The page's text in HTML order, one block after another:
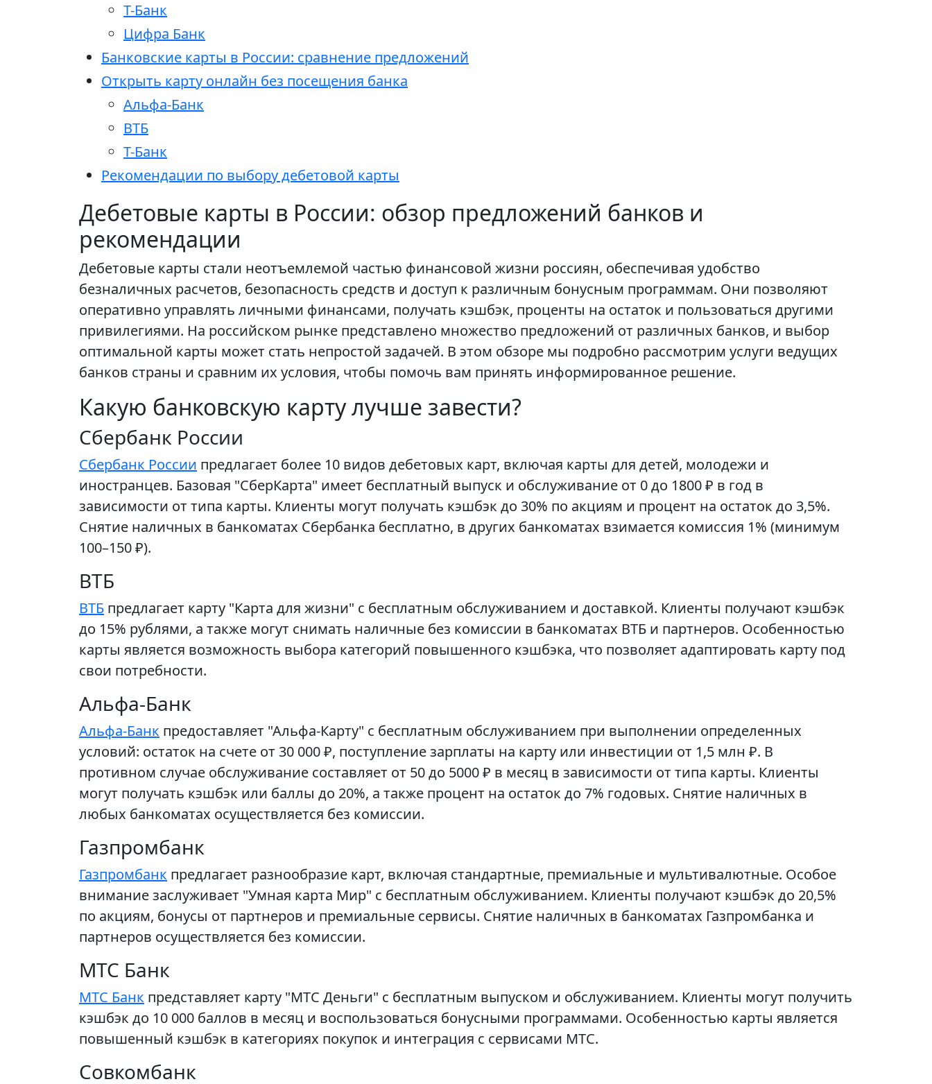
Т-Банк
Цифра Банк
Банковские карты в России: сравнение предложений
Открыть карту онлайн без посещения банка
Альфа-Банк
ВТБ
Т-Банк
Рекомендации по выбору дебетовой карты
Дебетовые карты в России: обзор предложений банков и
рекомендации
Дебетовые карты стали неотъемлемой частью финансовой жизни россиян, обеспечивая удобство
безналичных расчетов, безопасность средств и доступ к различным бонусным программам. Они позволяют
оперативно управлять личными финансами, получать кэшбэк, проценты на остаток и пользоваться другими
привилегиями. На российском рынке представлено множество предложений от различных банков, и выбор
оптимальной карты может стать непростой задачей. В этом обзоре мы подробно рассмотрим услуги ведущих
банков страны и сравним их условия, чтобы помочь вам принять информированное решение.
Какую банковскую карту лучше завести?
Сбербанк России
Сбербанк России предлагает более 10 видов дебетовых карт, включая карты для детей, молодежи и
иностранцев. Базовая "СберКарта" имеет бесплатный выпуск и обслуживание от 0 до 1800 ₽ в год в
зависимости от типа карты. Клиенты могут получать кэшбэк до 30% по акциям и процент на остаток до 3,5%.
Снятие наличных в банкоматах Сбербанка бесплатно, в других банкоматах взимается комиссия 1% (минимум
100–150 ₽).
ВТБ
ВТБ предлагает карту "Карта для жизни" с бесплатным обслуживанием и доставкой. Клиенты получают кэшбэк
до 15% рублями, а также могут снимать наличные без комиссии в банкоматах ВТБ и партнеров. Особенностью
карты является возможность выбора категорий повышенного кэшбэка, что позволяет адаптировать карту под
свои потребности.
Альфа-Банк
Альфа-Банк предоставляет "Альфа-Карту" с бесплатным обслуживанием при выполнении определенных
условий: остаток на счете от 30 000 ₽, поступление зарплаты на карту или инвестиции от 1,5 млн ₽. В
противном случае обслуживание составляет от 50 до 5000 ₽ в месяц в зависимости от типа карты. Клиенты
могут получать кэшбэк или баллы до 20%, а также процент на остаток до 7% годовых. Снятие наличных в
любых банкоматах осуществляется без комиссии.
Газпромбанк
Газпромбанк предлагает разнообразие карт, включая стандартные, премиальные и мультивалютные. Особое
внимание заслуживает "Умная карта Мир" с бесплатным обслуживанием. Клиенты получают кэшбэк до 20,5%
по акциям, бонусы от партнеров и премиальные сервисы. Снятие наличных в банкоматах Газпромбанка и
партнеров осуществляется без комиссии.
МТС Банк
МТС Банк представляет карту "МТС Деньги" с бесплатным выпуском и обслуживанием. Клиенты могут получить
кэшбэк до 10 000 баллов в месяц и воспользоваться бонусными программами. Особенностью карты является
повышенный кэшбэк в категориях покупок и интеграция с сервисами МТС.
Совкомбанк